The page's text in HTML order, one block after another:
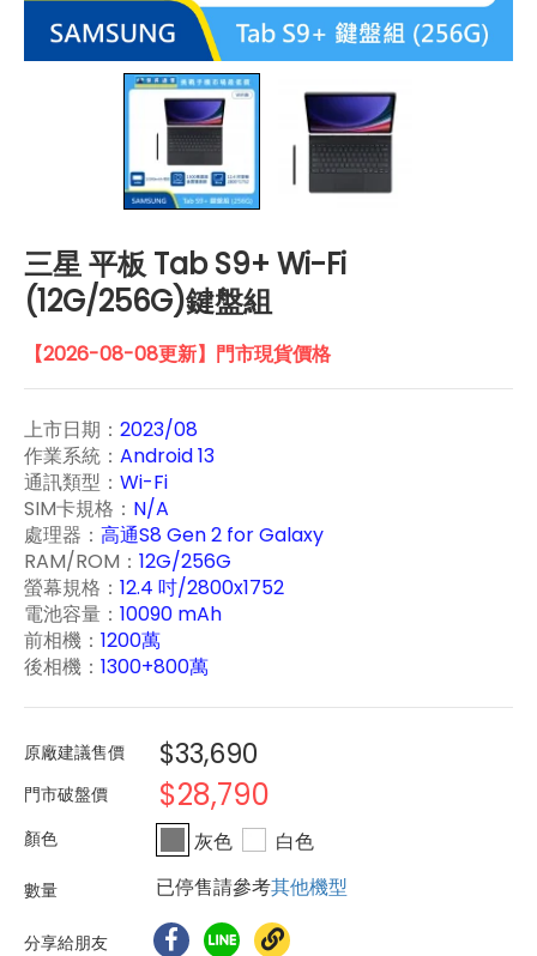
三星 平板 Tab S9+ Wi-Fi
(12G/256G)鍵盤組
【2026-08-08更新】門市現貨價格
上市日期： 2023/08
作業系統： Android 13
通訊類型： Wi-Fi
SIM卡規格： N/A
處理器： 高通S8 Gen 2 for Galaxy
RAM/ROM： 12G/256G
螢幕規格： 12.4 吋/2800x1752
電池容量： 10090 mAh
前相機： 1200萬
後相機： 1300+800萬
原廠建議售價 $33,690
門市破盤價 $28,790
灰色
白色
已停售請參考其他機型
分享給朋友